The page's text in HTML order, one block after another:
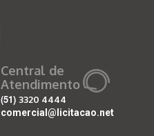
Central de
Atendimento
(51) 3320 4444
comercial@licitacao.net